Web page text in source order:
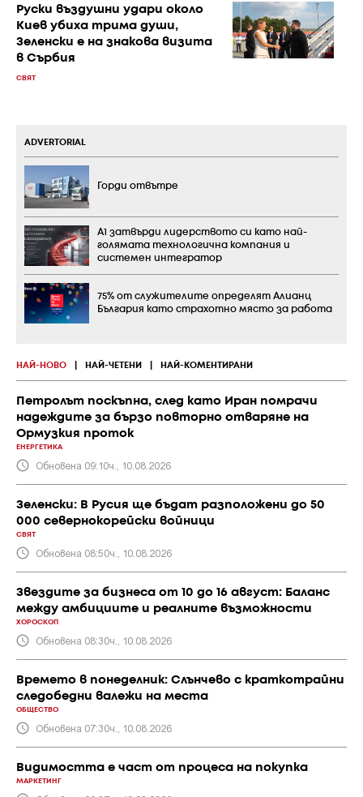
Руски въздушни удари около
Киев убиха трима души,
Зеленски е на знакова визита
в Сърбия
СВЯТ
НАЙ-НОВО НАЙ-ЧЕТЕНИ НАЙ-КОМЕНТИРАНИ
Петролът поскъпна, след като Иран помрачи
надеждите за бързо повторно отваряне на
Ормузкия проток
ЕНЕРГЕТИКА
Обновена 09:10ч., 10.08.2026
Зеленски: В Русия ще бъдат разположени до 50
000 севернокорейски войници
СВЯТ
Обновена 08:50ч., 10.08.2026
Звездите за бизнеса от 10 до 16 август: Баланс
между амбициите и реалните възможности
ХОРОСКОП
Обновена 08:30ч., 10.08.2026
Времето в понеделник: Слънчево с краткотрайни
следобедни валежи на места
ОБЩЕСТВО
Обновена 07:30ч., 10.08.2026
Видимостта е част от процеса на покупка
МАРКЕТИНГ
ADVERTORIAL
Горди отвътре
А1 затвърди лидерството си като най-
голямата технологична компания и
системен интегратор
75% от служителите определят Алианц
България като страхотно място за работа